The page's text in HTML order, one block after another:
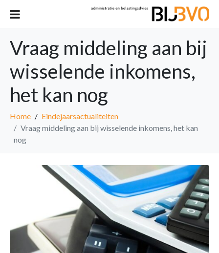
Vraag middeling aan bij
wisselende inkomens,
het kan nog
Home
Eindejaarsactualiteiten
Vraag middeling aan bij wisselende inkomens, het kan
nog